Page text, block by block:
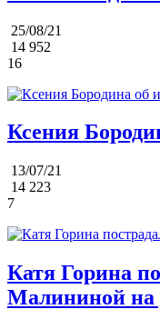
25/08/21
14 952
16
Ксения
13/07/21
14 223
7
Катя Горина
Малининой на